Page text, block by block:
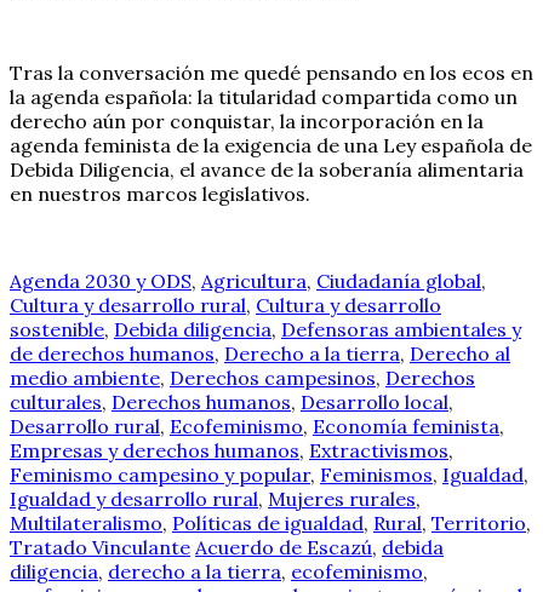
Tras la conversación me quedé pensando en los ecos en
la agenda española: la titularidad compartida como un
derecho aún por conquistar, la incorporación en la
agenda feminista de la exigencia de una Ley española de
Debida Diligencia, el avance de la soberanía alimentaria
en nuestros marcos legislativos.
Agenda 2030 y ODS, Agricultura, Ciudadanía global,
Cultura y desarrollo rural, Cultura y desarrollo
sostenible, Debida diligencia, Defensoras ambientales y
de derechos humanos, Derecho a la tierra, Derecho al
medio ambiente, Derechos campesinos, Derechos
culturales, Derechos humanos, Desarrollo local,
Desarrollo rural, Ecofeminismo, Economía feminista,
Empresas y derechos humanos, Extractivismos,
Feminismo campesino y popular, Feminismos, Igualdad,
Igualdad y desarrollo rural, Mujeres rurales,
Multilateralismo, Políticas de igualdad, Rural, Territorio,
Tratado Vinculante Acuerdo de Escazú, debida
diligencia, derecho a la tierra, ecofeminismo,